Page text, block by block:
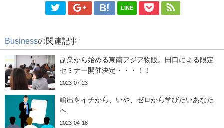
LINE
Businessの関連記事
副業から始める東南アジア物販。田口による限定
セミナー開催決定・・・！！
2023-07-23
輸出をイチから、いや、ゼロから学びたいあなた
へ
2023-04-18